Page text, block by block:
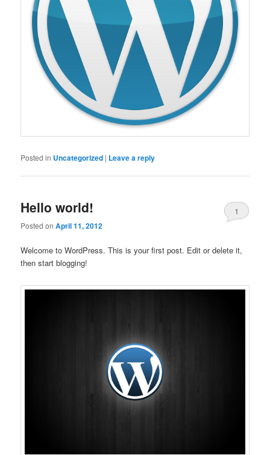
Posted in Uncategorized | Leave a reply
Hello world!
Posted onApril 11, 2012
1
Welcome to WordPress. This is your first post. Edit or delete it,
then start blogging!